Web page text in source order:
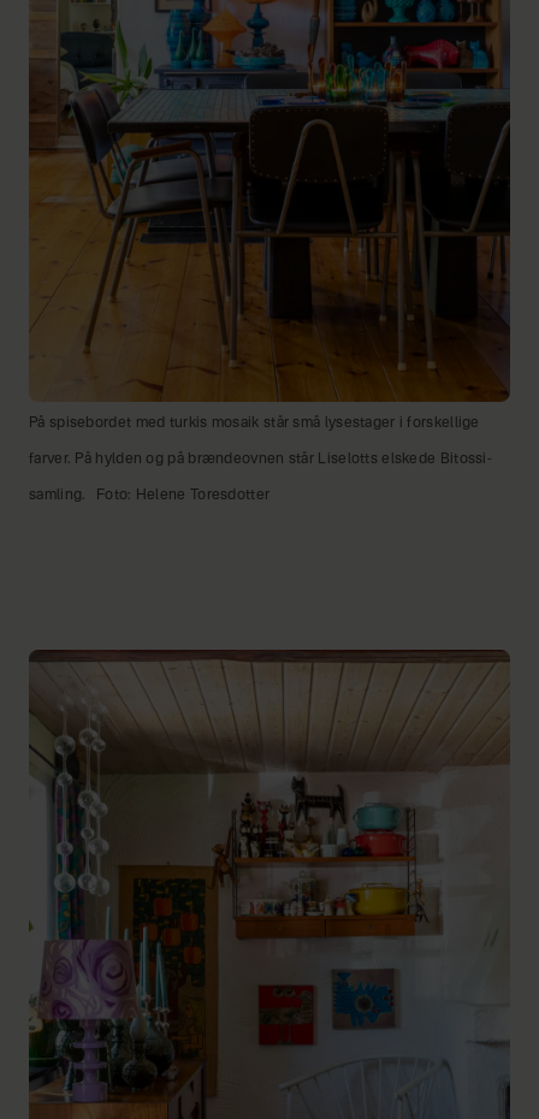
På spisebordet med turkis mosaik står små lysestager i forskellige
farver. På hylden og på brændeovnen står Liselotts elskede Bitossi-
samling. Foto: Helene Toresdotter